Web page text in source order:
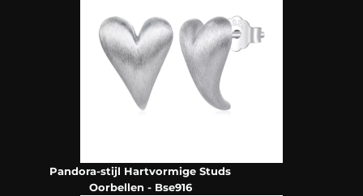
Pandora-stijl Hartvormige Studs
Oorbellen - Bse916